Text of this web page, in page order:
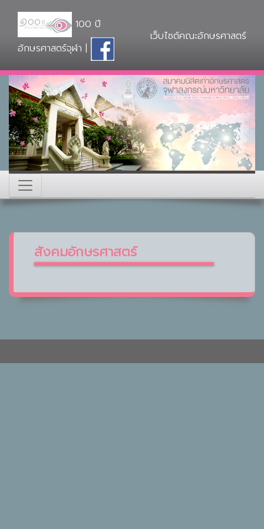
100 ปี
อักษรศาสตร์จุฬา |
เว็บไซต์คณะอักษรศาสตร์
สังคมอักษรศาสตร์